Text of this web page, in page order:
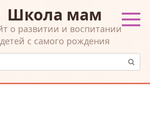
Школа мам
о развитии и воспитании
детей с самого рождения